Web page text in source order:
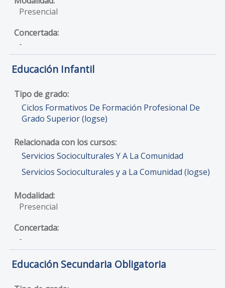
Presencial
-
Educación Infantil
Ciclos Formativos De Formación Profesional De
Grado Superior (logse)
Servicios Socioculturales Y A La Comunidad
Servicios Socioculturales y a La Comunidad (logse)
Presencial
-
Educación Secundaria Obligatoria